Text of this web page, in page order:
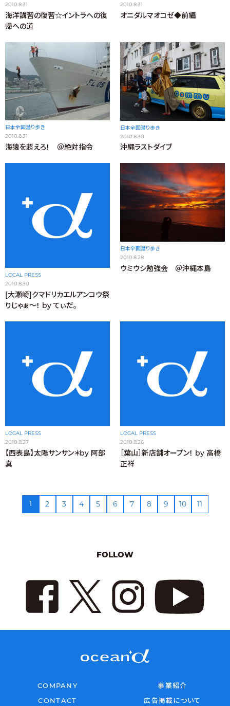
2010.8.31
海洋講習の復習☆イントラへの復
帰への道
2010.8.31
オニダルマオコゼ◆前編
日本全国潜り歩き
2010.8.31
海猿を超えろ！ ＠絶対指令
日本全国潜り歩き
2010.8.30
沖縄ラストダイブ
LOCAL PRESS
2010.8.30
[大瀬崎]クマドリカエルアンコウ祭
りじゃぁ〜！ by てぃだ。
日本全国潜り歩き
2010.8.28
ウミウシ勉強会 ＠沖縄本島
LOCAL PRESS
2010.8.27
【西表島】太陽サンサン＊by 阿部
真
LOCAL PRESS
2010.8.26
［葉山］新店舗オープン！ by 高橋
正祥
1 2 3 4 5 6 7 8 9 10 11
FOLLOW
COMPANY
事業紹介
CONTACT
広告掲載について